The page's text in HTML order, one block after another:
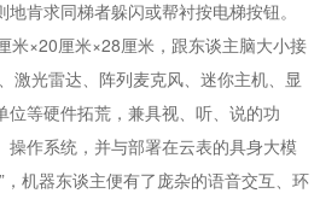
肯求同梯者躲闪或帮衬按电梯按钮。
米×20厘米×28厘米，跟东谈主脑大小接
激光雷达、阵列麦克风、迷你主机、显
位等硬件拓荒，兼具视、听、说的功
操作系统，并与部署在云表的具身大模
机器东谈主便有了庞杂的语音交互、环